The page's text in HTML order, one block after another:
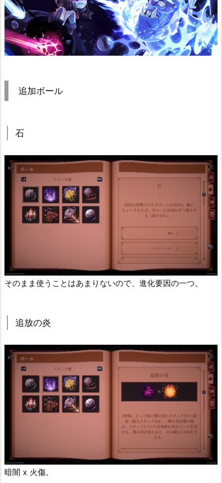
追加ボール
石
そのまま使うことはあまりないので、進化要因の一つ。
追放の炎
暗闇 x 火傷。